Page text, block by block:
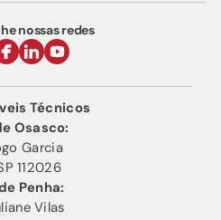
nossas redes
Técnicos
Osasco:
Garcia
112026
Penha:
Vilas